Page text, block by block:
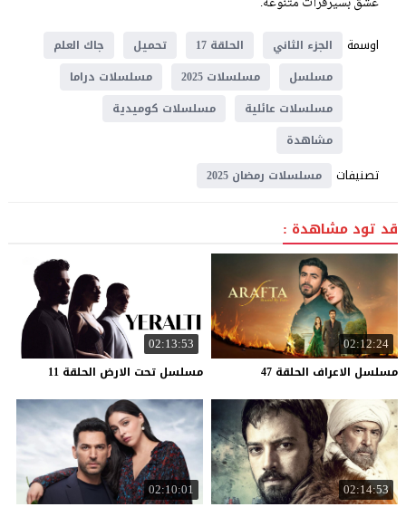
اوسمة
الجزء الثاني الحلقة 17 تحميل
جاك العلم
مسلسل
مسلسلات 2025
مسلسلات دراما
مسلسلات عائلية
مسلسلات كوميدية
مشاهدة
تصنيفات مسلسلات رمضان 2025
قد تود مشاهدة :
02:12:24
مسلسل الاعراف الحلقة 47
02:13:53
مسلسل تحت الارض الحلقة 11
02:14:53
02:10:01